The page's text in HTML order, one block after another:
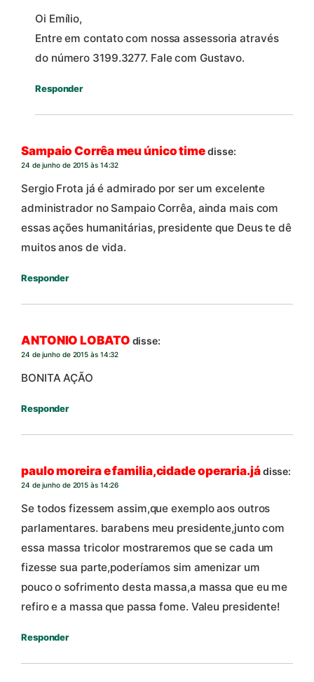
Oi Emílio,
Entre em contato com nossa assessoria através
do número 3199.3277. Fale com Gustavo.
Responder
Sampaio Corrêa meu único timedisse:
24 de junho de 2015 às 14:32
Sergio Frota já é admirado por ser um excelente
administrador no Sampaio Corrêa, ainda mais com
essas ações humanitárias, presidente que Deus te dê
muitos anos de vida.
Responder
ANTONIO LOBATO disse:
24 de junho de 2015 às 14:32
BONITA AÇÃO
Responder
paulo moreira e familia,cidade operaria.jádisse:
24 de junho de 2015 às 14:26
Se todos fizessem assim,que exemplo aos outros
parlamentares. barabens meu presidente,junto com
essa massa tricolor mostraremos que se cada um
fizesse sua parte,poderíamos sim amenizar um
pouco o sofrimento desta massa,a massa que eu me
refiro e a massa que passa fome. Valeu presidente!
Responder